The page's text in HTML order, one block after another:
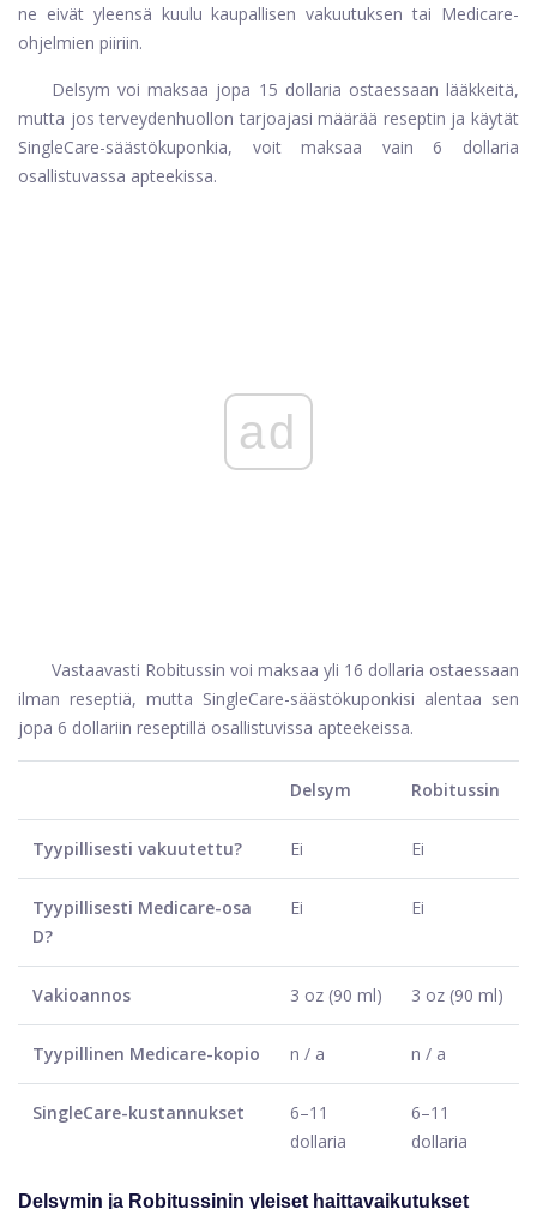
ne eivät yleensä kuulu kaupallisen vakuutuksen tai Medicare-
ohjelmien piiriin.
Delsym voi maksaa jopa 15 dollaria ostaessaan lääkkeitä,
mutta jos terveydenhuollon tarjoajasi määrää reseptin ja käytät
SingleCare-säästökuponkia, voit maksaa vain 6 dollaria
osallistuvassa apteekissa.
ad
Vastaavasti Robitussin voi maksaa yli 16 dollaria ostaessaan
ilman reseptiä, mutta SingleCare-säästökuponkisi alentaa sen
jopa 6 dollariin reseptillä osallistuvissa apteekeissa.
Delsym Robitussin
Tyypillisesti vakuutettu? Ei Ei
Tyypillisesti Medicare-osa
D?
Ei Ei
Vakioannos 3 oz (90 ml) 3 oz (90 ml)
Tyypillinen Medicare-kopio n / a n / a
SingleCare-kustannukset
6–11
dollaria
6–11
dollaria
Delsymin ja Robitussinin yleiset haittavaikutukset